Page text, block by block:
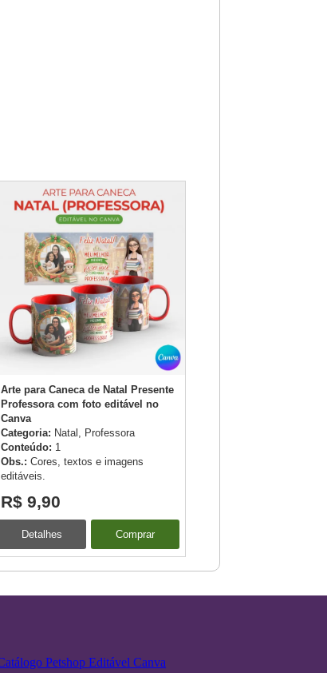
Arte para Caneca de Natal Presente
Professora com foto editável no
Canva
Categoria: Natal, Professora
Conteúdo: 1
Obs.: Cores, textos e imagens
editáveis.
R$ 9,90
Detalhes Comprar